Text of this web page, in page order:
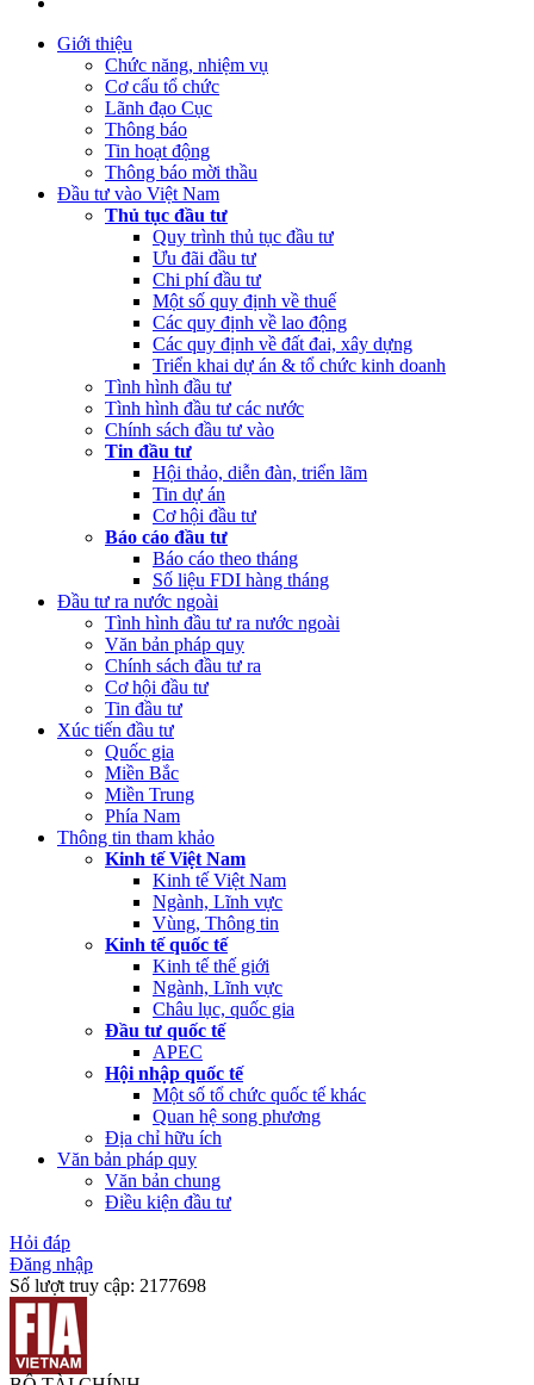
(Thứ Ba, 04/07/2023 05:29)
Quý 2 năm 2023
(Thứ Tư, 12/04/2023 03:20)Thực hiện công khai báo cáo tình hình
thực hiện dự toán NSNN Quý 1 năm 2023
(Thứ Ba, 21/03/2023 04:55)
2022 của Ban Quản lý dự án Nâng cấp và phát triển Hệ thống
thông tin quốc gia về đầu tư
(Thứ Hai, 20/03/2023 05:26)Báo cáo tình hình thực hiện dự toán
NSNN Quý 4 và cả năm 2022
(Thứ Hai, 20/03/2023 05:17)Công bố công khai quyết toán ngân
sách nhà nước năm 2022 cùa Trung tâm Xúc tiến đầu tư phía Bắc
(Thứ Sáu, 24/02/2023 05:43)Việt Nam, Bỉ thúc đẩy hợp tác đổi
Giới thiệu
Chức năng, nhiệm vụ
Cơ cấu tổ chức
Lãnh đạo Cục
Thông báo
Tin hoạt động
Thông báo mời thầu
Đầu tư vào Việt Nam
Thủ tục đầu tư
Quy trình thủ tục đầu tư
Ưu đãi đầu tư
Chi phí đầu tư
Một số quy định về thuế
Các quy định về lao động
Các quy định về đất đai, xây dựng
Triển khai dự án & tổ chức kinh doanh
Tình hình đầu tư
Tình hình đầu tư các nước
Chính sách đầu tư vào
Tin đầu tư
Hội thảo, diễn đàn, triển lãm
Tin dự án
Cơ hội đầu tư
Báo cáo đầu tư
Báo cáo theo tháng
Số liệu FDI hàng tháng
Đầu tư ra nước ngoài
Tình hình đầu tư ra nước ngoài
Văn bản pháp quy
Chính sách đầu tư ra
Cơ hội đầu tư
Tin đầu tư
Xúc tiến đầu tư
Quốc gia
Miền Bắc
Miền Trung
Phía Nam
Thông tin tham khảo
Kinh tế Việt Nam
Kinh tế Việt Nam
Ngành, Lĩnh vực
Vùng, Thông tin
Kinh tế quốc tế
Kinh tế thế giới
Ngành, Lĩnh vực
Châu lục, quốc gia
Đầu tư quốc tế
APEC
Hội nhập quốc tế
Một số tổ chức quốc tế khác
Quan hệ song phương
Địa chỉ hữu ích
Văn bản pháp quy
Văn bản chung
Điều kiện đầu tư
Hỏi đáp
Đăng nhập
Số lượt truy cập: 2177698